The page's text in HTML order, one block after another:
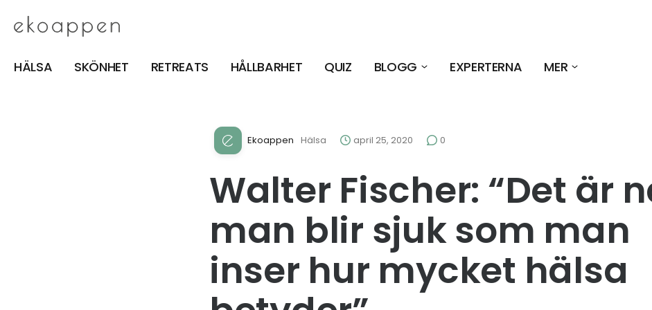
HÄLSA SKÖNHET RETREATS HÅLLBARHET QUIZ BLOGG EXPERTERNA MER
Ekoappen Hälsa april 25, 2020 0
Walter Fischer: “Det är
man blir sjuk som man
inser hur mycket hälsa